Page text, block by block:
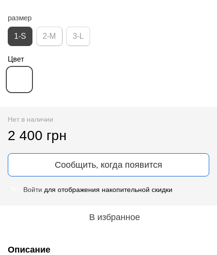
размер
1-S 2-M 3-L
Цвет
Нет в наличии
2 400 грн
Сообщить, когда появится
Войти для отображения накопительной скидки
В избранное
Описание